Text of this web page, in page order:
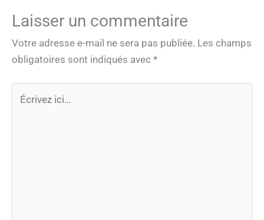
Laisser un commentaire
Votre adresse e-mail ne sera pas publiée. Les champs
obligatoires sont indiqués avec *
ici…